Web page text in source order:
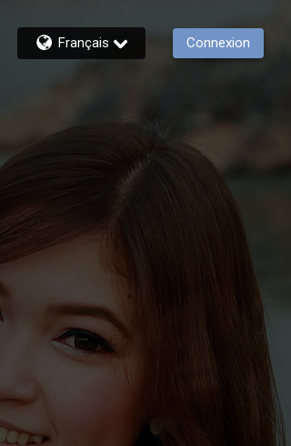
Français Connexion